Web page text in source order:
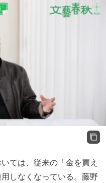
ては、従来の「金を買え
しなくなっている。藤野